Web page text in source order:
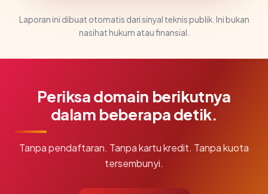
Laporan ini dibuat otomatis dari sinyal teknis publik. Ini bukan
nasihat hukum atau finansial.
Periksa domain berikutnya
dalam beberapa detik.
Tanpa pendaftaran. Tanpa kartu kredit. Tanpa kuota
tersembunyi.